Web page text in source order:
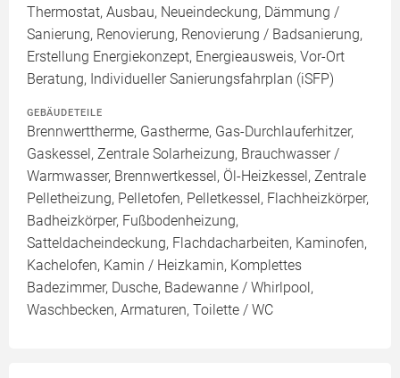
Thermostat, Ausbau, Neueindeckung, Dämmung /
Sanierung, Renovierung, Renovierung / Badsanierung,
Erstellung Energiekonzept, Energieausweis, Vor-Ort
Beratung, Individueller Sanierungsfahrplan (iSFP)
GEBÄUDETEILE
Brennwerttherme, Gastherme, Gas-Durchlauferhitzer,
Gaskessel, Zentrale Solarheizung, Brauchwasser /
Warmwasser, Brennwertkessel, Öl-Heizkessel, Zentrale
Pelletheizung, Pelletofen, Pelletkessel, Flachheizkörper,
Badheizkörper, Fußbodenheizung,
Satteldacheindeckung, Flachdacharbeiten, Kaminofen,
Kachelofen, Kamin / Heizkamin, Komplettes
Badezimmer, Dusche, Badewanne / Whirlpool,
Waschbecken, Armaturen, Toilette / WC